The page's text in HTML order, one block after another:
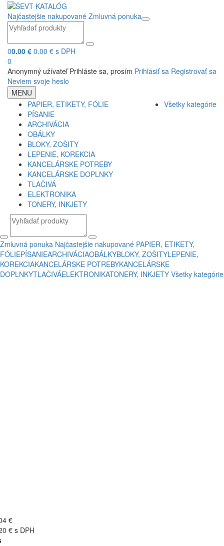
Najčastejšie nakupované Zmluvná ponuka
00.00 € 0.00 € s DPH
0
Anonymný užívateľ Prihláste sa, prosím Prihlásiť sa Registrovať sa
Neviem svoje heslo
MENU
PAPIER, ETIKETY, FÓLIE
PÍSANIE
ARCHIVÁCIA
OBÁLKY
BLOKY, ZOŠITY
LEPENIE, KOREKCIA
KANCELÁRSKE POTREBY
KANCELÁRSKE DOPLNKY
TLAČIVÁ
ELEKTRONIKA
TONERY, INKJETY
Všetky kategórie
Zmluvná ponuka Najčastejšie nakupované PAPIER, ETIKETY,
FÓLIEPÍSANIEARCHIVÁCIAOBÁLKYBLOKY, ZOŠITYLEPENIE,
KOREKCIAKANCELÁRSKE POTREBYKANCELÁRSKE
DOPLNKYTLAČIVÁELEKTRONIKATONERY, INKJETY Všetky kategórie
€
€ s DPH